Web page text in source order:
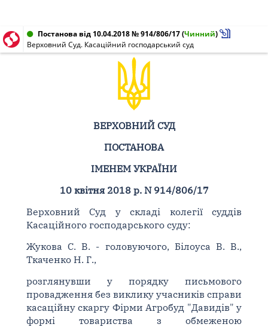
Постанова від 10.04.2018 № 914/806/17(Чинний)
Верховний Суд. Касаційний господарський суд
ВЕРХОВНИЙ СУД
ПОСТАНОВА
ІМЕНЕМ УКРАЇНИ
10 квітня 2018 р. N 914/806/17
Верховний Суд у складі колегії суддів
Касаційного господарського суду:
Жукова С. В. - головуючого, Білоуса В. В.,
Ткаченко Н. Г.,
розглянувши у порядку письмового
провадження без виклику учасників справи
касаційну скаргу Фірми Агробуд "Давидів" у
формі товариства з обмеженою